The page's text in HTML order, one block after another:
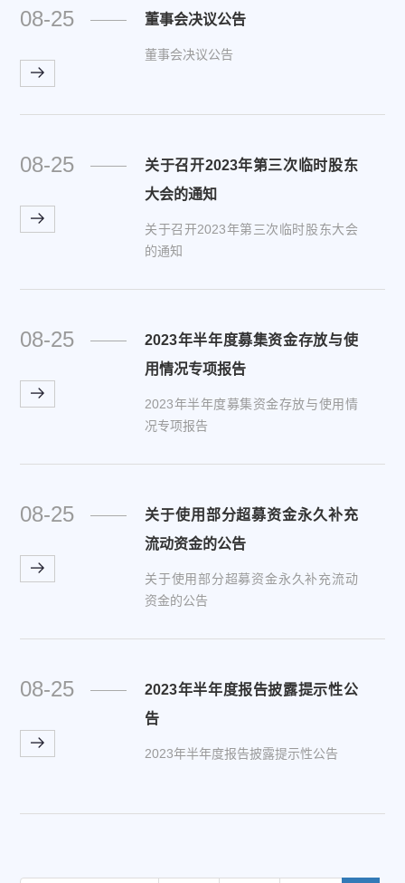
08-25 董事会决议公告
董事会决议公告
08-25
关于召开2023年第三次临时股东
大会的通知
关于召开2023年第三次临时股东大会
的通知
08-25
2023年半年度募集资金存放与使
用情况专项报告
2023年半年度募集资金存放与使用情
况专项报告
08-25
关于使用部分超募资金永久补充
流动资金的公告
关于使用部分超募资金永久补充流动
资金的公告
08-25
2023年半年度报告披露提示性公
告
2023年半年度报告披露提示性公告